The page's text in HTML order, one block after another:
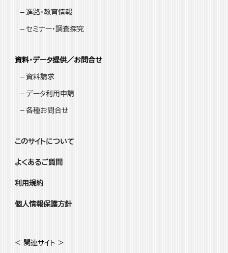
進路・教育情報
セミナー・調査探究
資料・データ提供／お問合せ
資料請求
データ利用申請
各種お問合せ
このサイトについて
よくあるご質問
利用規約
個人情報保護方針
< 関連サイト >